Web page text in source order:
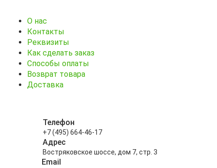
О нас
Контакты
Реквизиты
Как сделать заказ
Способы оплаты
Возврат товара
Доставка
Телефон
+7 (495) 664-46-17
Адрес
Востряковское шоссе, дом 7, стр. 3
Email